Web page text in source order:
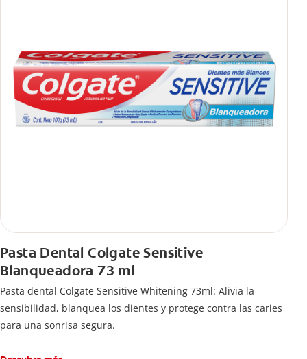
Pasta Dental Colgate Sensitive
Blanqueadora 73 ml
Pasta dental Colgate Sensitive Whitening 73ml: Alivia la
sensibilidad, blanquea los dientes y protege contra las caries
para una sonrisa segura.